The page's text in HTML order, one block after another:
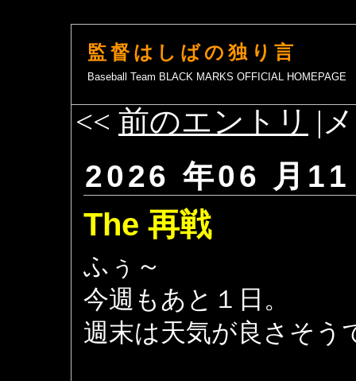
監督はしばの独り言
Baseball Team BLACK MARKS OFFICIAL HOMEPAGE
<< 前のエントリ |
2026 年06 月
The 再戦
ふぅ～
今週もあと１日。
週末は天気が良さそう